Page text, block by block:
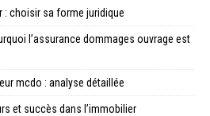
: choisir sa forme juridique
l’assurance dommages ouvrage est
mcdo : analyse détaillée
et succès dans l’immobilier